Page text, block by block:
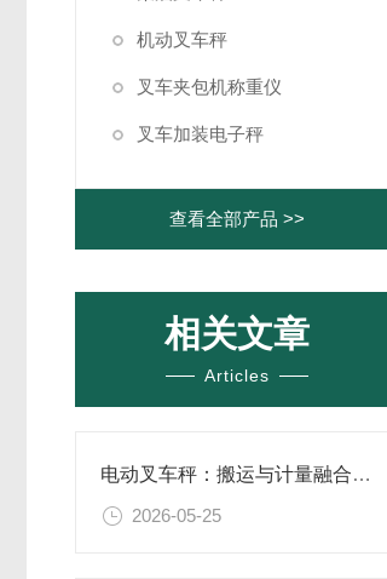
机动叉车秤
叉车夹包机称重仪
叉车加装电子秤
查看全部产品 >>
相关文章
Articles
电动叉车秤：搬运与计量融合的工业效率解决方案
2026-05-25